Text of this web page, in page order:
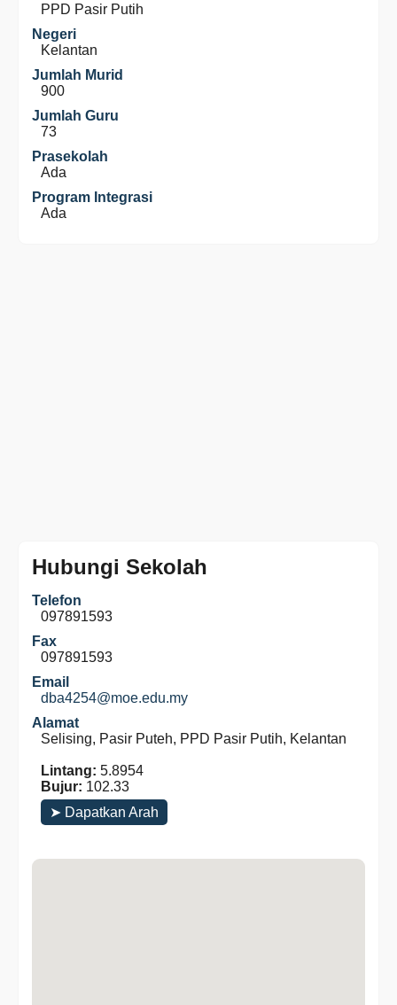
PPD Pasir Putih
Negeri
Kelantan
Jumlah Murid
900
Jumlah Guru
73
Prasekolah
Ada
Program Integrasi
Ada
Hubungi Sekolah
Telefon
097891593
Fax
097891593
Email
dba4254@moe.edu.my
Alamat
Selising, Pasir Puteh, PPD Pasir Putih, Kelantan
Lintang: 5.8954
Bujur: 102.33
➤ Dapatkan Arah